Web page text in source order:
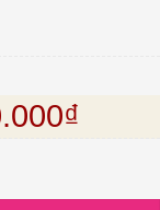
là:
₫
d'Alba số lượng